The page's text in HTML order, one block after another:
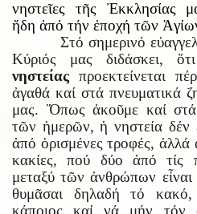
νηστεῖες τῆς Ἐκκλησίας
ἤδη ἀπό τήν ἐποχή τῶν
Στό σημερινό
Κύριός μας διδάσκει,
νηστείας προεκτείνεται
ἀγαθά καί στά πνευματικά
μας. Ὅπως ἀκοῦμε καί στά
τῶν ἡμερῶν, ἡ νηστεία δέν
ἀπό ὁρισμένες τροφές, ἀλλά
κακίες, πού δύο ἀπό τίς
μεταξύ τῶν ἀνθρώπων
θυμᾶσαι δηλαδή τό
κάποιος καί νά μήν τόν